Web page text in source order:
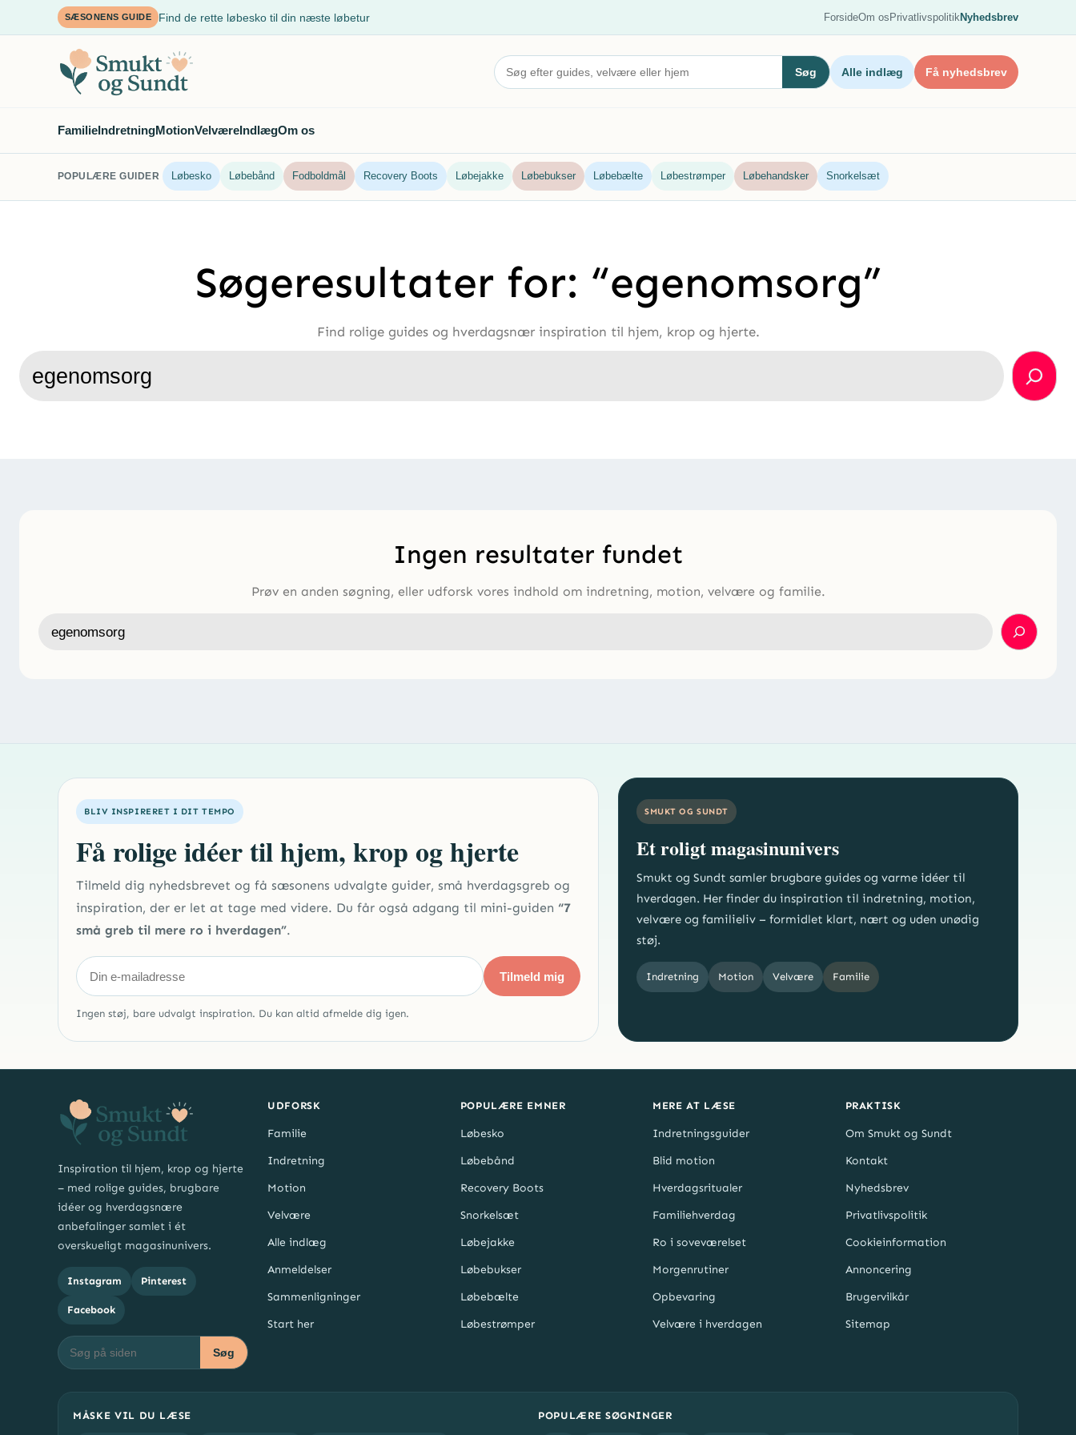
til
SÆSONENS GUIDE Find de rette løbesko til din næste løbetur ForsideOm osPrivatlivspolitikNyhedsbrev
Søg Alle indlæg Få nyhedsbrev
FamilieIndretningMotionVelværeIndlægOm os
POPULÆRE GUIDER Løbesko Løbebånd Fodboldmål Recovery Boots Løbejakke Løbebukser Løbebælte Løbestrømper Løbehandsker Snorkelsæt
Søgeresultater for: “egenomsorg”
Find rolige guides og hverdagsnær inspiration til hjem, krop og hjerte.
Ingen resultater fundet
Prøv en anden søgning, eller udforsk vores indhold om indretning, motion, velvære og familie.
BLIV INSPIRERET I DIT TEMPO
Få rolige idéer til hjem, krop og hjerte
Tilmeld dig nyhedsbrevet og få sæsonens udvalgte guider, små hverdagsgreb og
inspiration, der er let at tage med videre. Du får også adgang til mini-guiden “7
små greb til mere ro i hverdagen”.
Tilmeld mig
Ingen støj, bare udvalgt inspiration. Du kan altid afmelde dig igen.
SMUKT OG SUNDT
Et roligt magasinunivers
Smukt og Sundt samler brugbare guides og varme idéer til
hverdagen. Her finder du inspiration til indretning, motion,
velvære og familieliv – formidlet klart, nært og uden unødig
støj.
Indretning Motion Velvære Familie
Inspiration til hjem, krop og hjerte
– med rolige guides, brugbare
idéer og hverdagsnære
anbefalinger samlet i ét
overskueligt magasinunivers.
Instagram Pinterest
Facebook
Søg
UDFORSK
Familie
Indretning
Motion
Velvære
Alle indlæg
Anmeldelser
Sammenligninger
Start her
POPULÆRE EMNER
Løbesko
Løbebånd
Recovery Boots
Snorkelsæt
Løbejakke
Løbebukser
Løbebælte
Løbestrømper
MERE AT LÆSE
Indretningsguider
Blid motion
Hverdagsritualer
Familiehverdag
Ro i soveværelset
Morgenrutiner
Opbevaring
Velvære i hverdagen
PRAKTISK
Om Smukt og Sundt
Kontakt
Nyhedsbrev
Privatlivspolitik
Cookieinformation
Annoncering
Brugervilkår
Sitemap
MÅSKE VIL DU LÆSE POPULÆRE SØGNINGER